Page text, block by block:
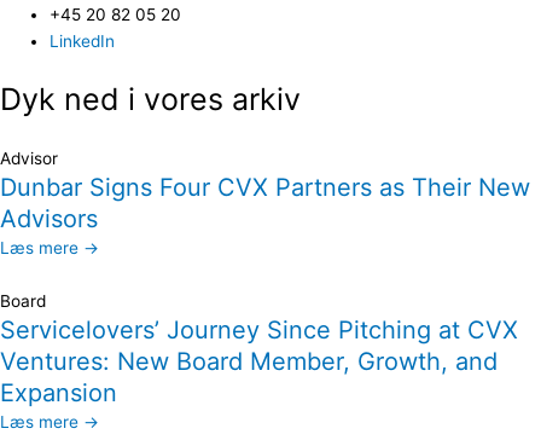
+45 20 82 05 20
LinkedIn
Dyk ned i vores arkiv
Advisor
Dunbar Signs Four CVX Partners as Their New
Advisors
Læs mere →
Board
Servicelovers’ Journey Since Pitching at CVX
Ventures: New Board Member, Growth, and
Expansion
Læs mere →